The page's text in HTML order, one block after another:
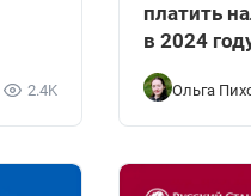
2.4K
платить
в 2024
Ольга